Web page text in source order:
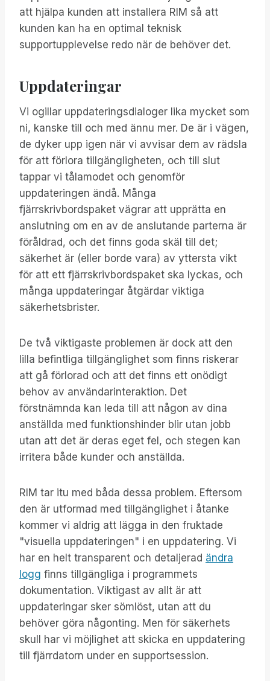
att hjälpa kunden att installera RIM så att
kunden kan ha en optimal teknisk
supportupplevelse redo när de behöver det.
Uppdateringar
Vi ogillar uppdateringsdialoger lika mycket som
ni, kanske till och med ännu mer. De är i vägen,
de dyker upp igen när vi avvisar dem av rädsla
för att förlora tillgängligheten, och till slut
tappar vi tålamodet och genomför
uppdateringen ändå. Många
fjärrskrivbordspaket vägrar att upprätta en
anslutning om en av de anslutande parterna är
föråldrad, och det finns goda skäl till det;
säkerhet är (eller borde vara) av yttersta vikt
för att ett fjärrskrivbordspaket ska lyckas, och
många uppdateringar åtgärdar viktiga
säkerhetsbrister.
De två viktigaste problemen är dock att den
lilla befintliga tillgänglighet som finns riskerar
att gå förlorad och att det finns ett onödigt
behov av användarinteraktion. Det
förstnämnda kan leda till att någon av dina
anställda med funktionshinder blir utan jobb
utan att det är deras eget fel, och stegen kan
irritera både kunder och anställda.
RIM tar itu med båda dessa problem. Eftersom
den är utformad med tillgänglighet i åtanke
kommer vi aldrig att lägga in den fruktade
"visuella uppdateringen" i en uppdatering. Vi
har en helt transparent och detaljerad ändra
logg finns tillgängliga i programmets
dokumentation. Viktigast av allt är att
uppdateringar sker sömlöst, utan att du
behöver göra någonting. Men för säkerhets
skull har vi möjlighet att skicka en uppdatering
till fjärrdatorn under en supportsession.